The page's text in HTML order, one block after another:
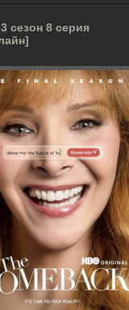
сезон 8 серия